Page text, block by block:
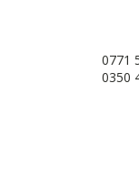
0771
0350